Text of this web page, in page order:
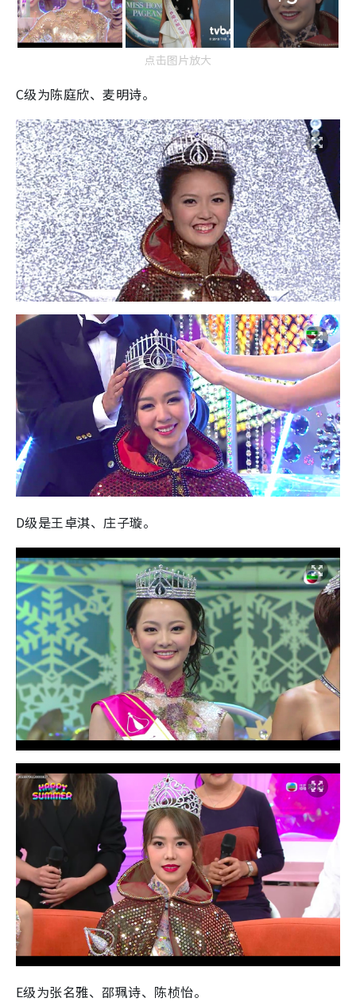
点击图片放大
C级为陈庭欣、麦明诗。
D级是王卓淇、庄子璇。
E级为张名雅、邵珮诗、陈桢怡。